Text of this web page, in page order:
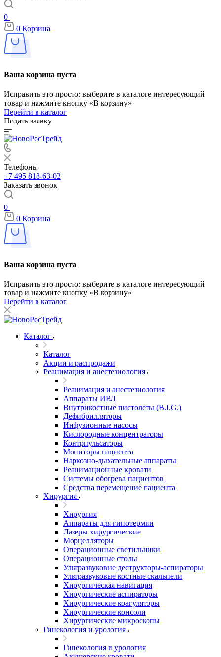
0
0 Корзина
Ваша корзина пуста
Исправить это просто: выберите в каталоге интересующий
товар и нажмите кнопку «В корзину»
Перейти в каталог
Подать заявку
Телефоны
+7 495 818-63-02
Заказать звонок
0
0 Корзина
Ваша корзина пуста
Исправить это просто: выберите в каталоге интересующий
товар и нажмите кнопку «В корзину»
Перейти в каталог
Каталог
Каталог
Акции и распродажи
Реанимация и анестезиология
Реанимация и анестезиология
Аппараты ИВЛ
Внутрикостные пистолеты (B.I.G.)
Дефибрилляторы
Инфузионные насосы
Кислородные концентраторы
Контрпульсаторы
Мониторы пациента
Наркозно-дыхательные аппараты
Реанимационные кровати
Системы обогрева пациентов
Средства перемещение пациента
Хирургия
Хирургия
Аппараты для гипотермии
Лазеры хирургические
Морцелляторы
Операционные светильники
Операционные столы
Ультразвуковые деструкторы-аспираторы
Ультразвуковые костные скальпели
Хирургическая навигация
Хирургические аспираторы
Хирургические коагуляторы
Хирургические консоли
Хирургические микроскопы
Гинекология и урология
Гинекология и урология